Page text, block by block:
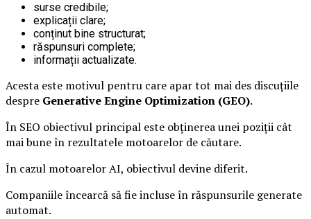
surse credibile;
explicații clare;
conținut bine structurat;
răspunsuri complete;
informații actualizate.
Acesta este motivul pentru care apar tot mai des discuțiile
despre Generative Engine Optimization (GEO).
În SEO obiectivul principal este obținerea unei poziții cât
mai bune în rezultatele motoarelor de căutare.
În cazul motoarelor AI, obiectivul devine diferit.
Companiile încearcă să fie incluse în răspunsurile generate
automat.